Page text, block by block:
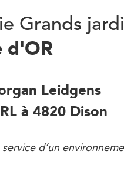
Grands
d'OR
Leidgens
à 4820 Dison
service d’un